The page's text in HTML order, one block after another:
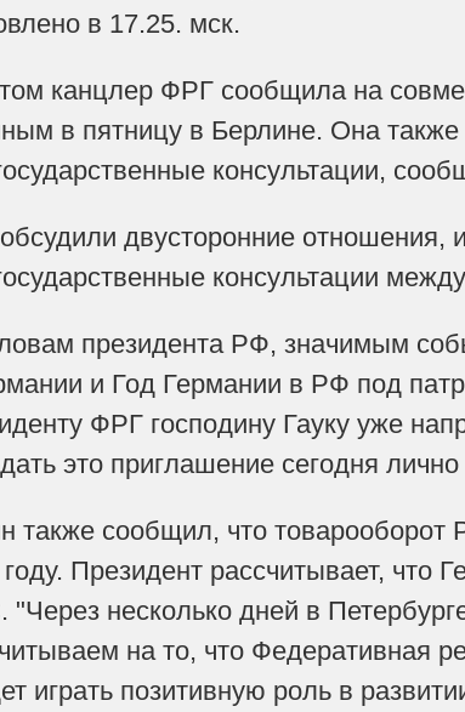
в 17.25. мск.
канцлер ФРГ сообщила на
в пятницу в Берлине. Она
консультации,
двусторонние отношения,
консультации
президента РФ, значимым
и Год Германии в РФ под
ФРГ господину Гауку уже
это приглашение сегодня
также сообщил, что товарооборот
году. Президент рассчитывает, что
"Через несколько дней в
на то, что Федеративная
играть позитивную роль в